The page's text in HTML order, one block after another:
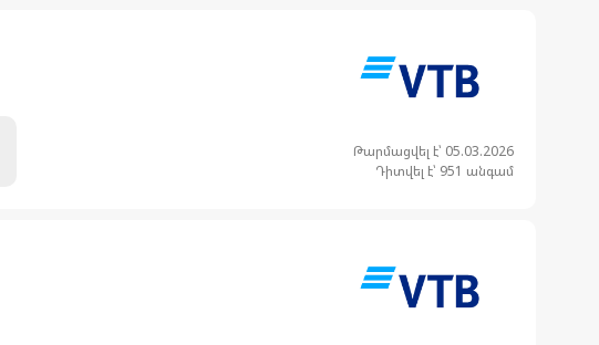
Թարմացվել է՝ 05.03.2026
Դիտվել է՝ 951 անգամ